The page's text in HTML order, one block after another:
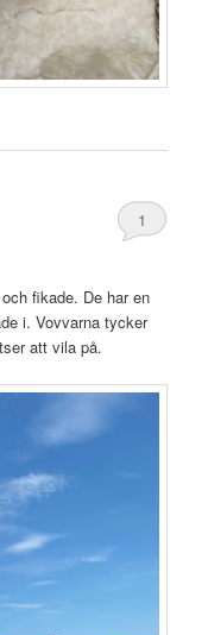
1
fikade. De har en
i. Vovvarna tycker
att vila på.